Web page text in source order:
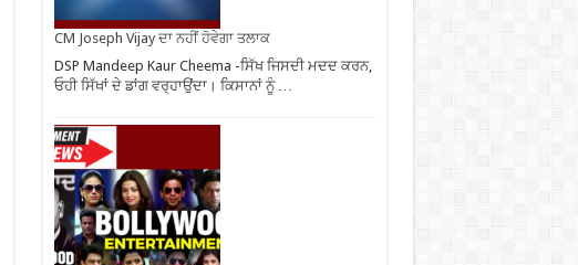
CM Joseph Vijay ਦਾ ਨਹੀਂ ਹੋਵੇਗਾ ਤਲਾਕ
DSP Mandeep Kaur Cheema -ਸਿੱਖ ਜਿਸਦੀ ਮਦਦ ਕਰਨ,
ਓਹੀ ਸਿੱਖਾਂ ਦੇ ਡਾਂਗ ਵਰ੍ਹਾਉਂਦਾ। ਕਿਸਾਨਾਂ ਨੂੰ …